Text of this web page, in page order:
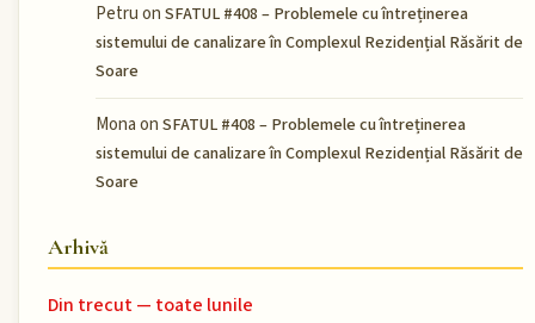
Petruon SFATUL #408 – Problemele cu întreținerea
sistemului de canalizare în Complexul Rezidențial Răsărit de
Soare
Monaon SFATUL #408 – Problemele cu întreținerea
sistemului de canalizare în Complexul Rezidențial Răsărit de
Soare
Arhivă
Din trecut — toate lunile